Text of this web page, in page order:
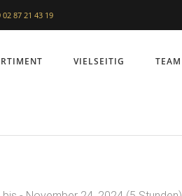
02 87 21 43 19
VIELSEITIG TEAM